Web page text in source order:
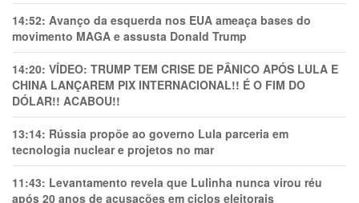
14:52: Avanço da esquerda nos EUA ameaça bases do
movimento MAGA e assusta Donald Trump
14:20: VÍDEO: TRUMP TEM CRlSE DE PÂNlCO APÓS LULA E
CHINA LANÇAREM PIX INTERNACIONAL!! É O FIM DO
DÓLAR!! ACABOU!!
13:14: Rússia propõe ao governo Lula parceria em
tecnologia nuclear e projetos no mar
11:43: Levantamento revela que Lulinha nunca virou réu
após 20 anos de acusações em ciclos eleitorais